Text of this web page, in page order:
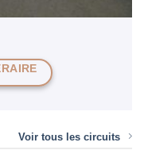
Voir tous les circuits